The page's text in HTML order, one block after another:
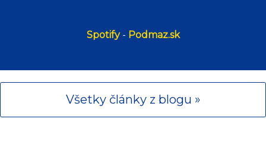
Spotify- Podmaz.sk
Všetky články z blogu »